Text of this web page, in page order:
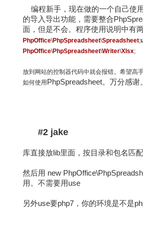
编程新手，现在做的一个自己使
的导入导出功能，需要整合
面，但是不会。程序使用说明中有
PhpOffice\PhpSpreadsheet\Spreadsheet;
PhpOffice\PhpSpreadsheet\Writer\Xlsx;
放到网站的控制器代码中就会报错。希望高
如何使用 PhpSpreadsheet。万分感谢。
#2 jake
库直接放lib里面，按目录和包名匹配
然后用 new
用。不需要用use
另外use要php7，你的环境是不是